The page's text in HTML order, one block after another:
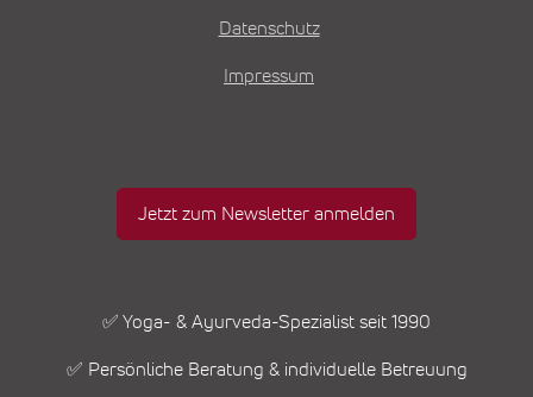
Datenschutz
Impressum
Jetzt zum Newsletter anmelden
✅ Yoga- & Ayurveda-Spezialist seit 1990
✅ Persönliche Beratung & individuelle Betreuung